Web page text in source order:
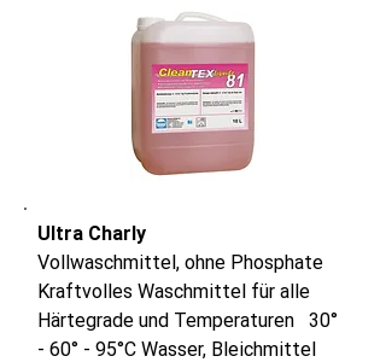
Ultra Charly
Vollwaschmittel, ohne Phosphate
Kraftvolles Waschmittel für alle
Härtegrade und Temperaturen 30°
- 60° - 95°C Wasser, Bleichmittel